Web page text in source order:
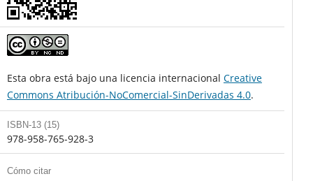
Esta obra está bajo una licencia internacional Creative
Commons Atribución-NoComercial-SinDerivadas 4.0.
ISBN-13 (15)
978-958-765-928-3
Cómo citar